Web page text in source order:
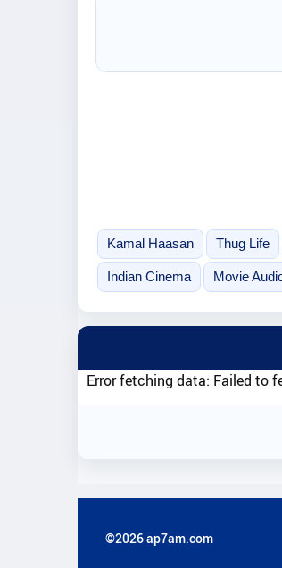
Kamal Haasan Thug Life
Indian Cinema Movie
Error fetching data: Failed to
©2026 ap7am.com